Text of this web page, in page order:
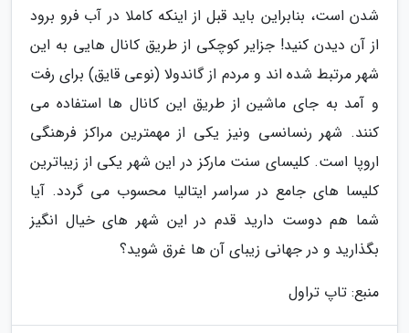
شدن است، بنابراین باید قبل از اینکه کاملا در آب فرو برود
از آن دیدن کنید! جزایر کوچکی از طریق کانال هایی به این
شهر مرتبط شده اند و مردم از گاندولا (نوعی قایق) برای رفت
و آمد به جای ماشین از طریق این کانال ها استفاده می
کنند. شهر رنسانسی ونیز یکی از مهمترین مراکز فرهنگی
اروپا است. کلیسای سنت مارکز در این شهر یکی از زیباترین
کلیسا های جامع در سراسر ایتالیا محسوب می گردد. آیا
شما هم دوست دارید قدم در این شهر های خیال انگیز
بگذارید و در جهانی زیبای آن ها غرق شوید؟
منبع: تاپ تراول